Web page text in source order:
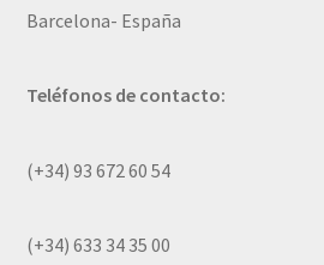
Barcelona- España
Teléfonos de contacto:
(+34) 93 672 60 54
(+34) 633 34 35 00